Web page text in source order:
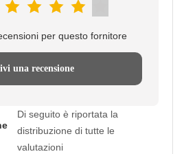
per questo fornitore
una recensione
Di seguito è riportata la
distribuzione di tutte le
valutazioni